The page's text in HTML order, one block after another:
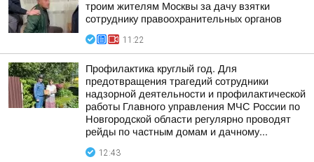
троим жителям Москвы за дачу взятки
сотруднику правоохранительных органов
11:22
Профилактика круглый год. Для
предотвращения трагедий сотрудники
надзорной деятельности и профилактической
работы Главного управления МЧС России по
Новгородской области регулярно проводят
рейды по частным домам и дачному...
12:43